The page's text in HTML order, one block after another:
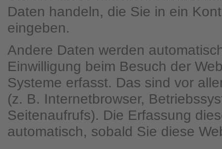
Daten handeln, die Sie in ein
eingeben.
Andere Daten werden
Einwilligung beim Besuch der
Systeme erfasst. Das sind vor
(z. B. Internetbrowser,
Seitenaufrufs). Die Erfassung
automatisch, sobald Sie diese